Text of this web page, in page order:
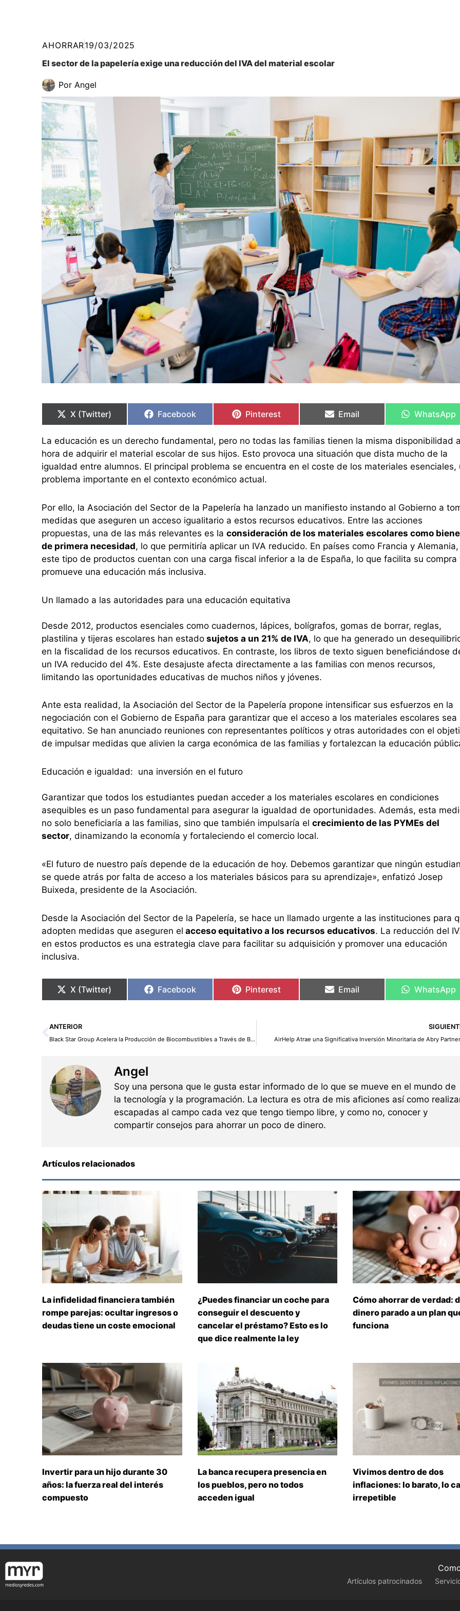
AHORRAR19/03/2025
El sector de la papelería exige una reducción del IVA del material escolar
Por Angel
en
X (Twitter)
en
Facebook
en
Pinterest
en
Email
en
WhatsApp
La educación es un derecho fundamental, pero no todas las familias tienen la misma disponibilidad
hora de adquirir el material escolar de sus hijos. Esto provoca una situación que dista mucho de la
igualdad entre alumnos. El principal problema se encuentra en el coste de los materiales esenciales,
problema importante en el contexto económico actual.
Por ello, la Asociación del Sector de la Papelería ha lanzado un manifiesto instando al Gobierno a
medidas que aseguren un acceso igualitario a estos recursos educativos. Entre las acciones
propuestas, una de las más relevantes es la consideración de los materiales escolares como
de primera necesidad, lo que permitiría aplicar un IVA reducido. En países como Francia y Alemania,
este tipo de productos cuentan con una carga fiscal inferior a la de España, lo que facilita su compra
promueve una educación más inclusiva.
Un llamado a las autoridades para una educación equitativa
Desde 2012, productos esenciales como cuadernos, lápices, bolígrafos, gomas de borrar, reglas,
plastilina y tijeras escolares han estadosujetos a un 21% de IVA, lo que ha generado un
en la fiscalidad de los recursos educativos. En contraste, los libros de texto siguen beneficiándose
un IVA reducido del 4%. Este desajuste afecta directamente a las familias con menos recursos,
limitando las oportunidades educativas de muchos niños y jóvenes.
Ante esta realidad, la Asociación del Sector de la Papelería propone intensificar sus esfuerzos en la
negociación con el Gobierno de España para garantizar que el acceso a los materiales escolares sea
equitativo. Se han anunciado reuniones con representantes políticos y otras autoridades con el
de impulsar medidas que alivien la carga económica de las familias y fortalezcan la educación
Educación e igualdad: una inversión en el futuro
Garantizar que todos los estudiantes puedan acceder a los materiales escolares en condiciones
asequibles es un paso fundamental para asegurar la igualdad de oportunidades. Además, esta
no solo beneficiaría a las familias, sino que también impulsaría el crecimiento de las PYMEs del
sector, dinamizando la economía y fortaleciendo el comercio local.
«El futuro de nuestro país depende de la educación de hoy. Debemos garantizar que ningún
se quede atrás por falta de acceso a los materiales básicos para su aprendizaje», enfatizó Josep
Buixeda, presidente de la Asociación.
Desde la Asociación del Sector de la Papelería, se hace un llamado urgente a las instituciones para
adopten medidas que aseguren el acceso equitativo a los recursos educativos. La reducción del
en estos productos es una estrategia clave para facilitar su adquisición y promover una educación
inclusiva.
en
X (Twitter)
en
Facebook
en
Pinterest
en
Email
en
WhatsApp
Ant
ANTERIOR
Black Star Group Acelera la Producción de Biocombustibles a Través de Black Star Bio AirHelp Atrae una Significativa Inversión Minoritaria de Abry
Angel
Soy una persona que le gusta estar informado de lo que se mueve en el mundo de
la tecnología y la programación. La lectura es otra de mis aficiones así como
escapadas al campo cada vez que tengo tiempo libre, y como no, conocer y
compartir consejos para ahorrar un poco de dinero.
Artículos relacionados
La infidelidad financiera también
rompe parejas: ocultar ingresos o
deudas tiene un coste emocional
¿Puedes financiar un coche para
conseguir el descuento y
cancelar el préstamo? Esto es lo
que dice realmente la ley
Cómo ahorrar de verdad:
dinero parado a un plan
funciona
Invertir para un hijo durante 30
años: la fuerza real del interés
compuesto
La banca recupera presencia en
los pueblos, pero no todos
acceden igual
Vivimos dentro de dos
inflaciones: lo barato, lo
irrepetible
Artículos patrocinados